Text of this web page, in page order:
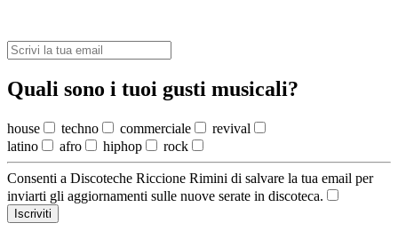
Quali sono i tuoi gusti musicali?
house techno commerciale
revival
latino
afro hiphop rock
Consenti a Discoteche Riccione Rimini di salvare la tua email per
inviarti gli aggiornamenti sulle nuove serate in discoteca.
Iscriviti